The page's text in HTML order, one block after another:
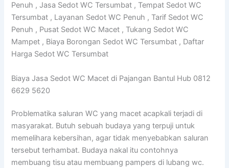
Penuh , Jasa Sedot WC Tersumbat , Tempat Sedot WC
Tersumbat , Layanan Sedot WC Penuh , Tarif Sedot WC
Penuh , Pusat Sedot WC Macet , Tukang Sedot WC
Mampet , Biaya Borongan Sedot WC Tersumbat , Daftar
Harga Sedot WC Tersumbat
Biaya Jasa Sedot WC Macet di Pajangan Bantul Hub 0812
6629 5620
Problematika saluran WC yang macet acapkali terjadi di
masyarakat. Butuh sebuah budaya yang terpuji untuk
memelihara kebersihan, agar tidak menyebabkan saluran
tersebut terhambat. Budaya nakal itu contohnya
membuang tisu atau membuang pampers di lubang wc.